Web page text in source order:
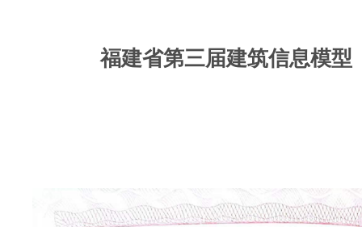
福建省第三届建筑信息模